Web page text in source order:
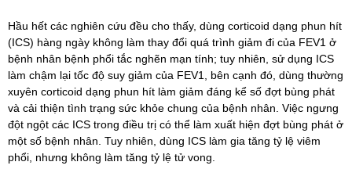
Hầu hết các nghiên cứu đều cho thấy, dùng corticoid dạng phun hít
(ICS) hàng ngày không làm thay đổi quá trình giảm đi của FEV1 ở
bệnh nhân bệnh phổi tắc nghẽn mạn tính; tuy nhiên, sử dụng ICS
làm chậm lại tốc độ suy giảm của FEV1, bên cạnh đó, dùng thường
xuyên corticoid dạng phun hít làm giảm đáng kể số đợt bùng phát
và cải thiện tình trạng sức khỏe chung của bệnh nhân. Việc ngưng
đột ngột các ICS trong điều trị có thể làm xuất hiện đợt bùng phát ở
một số bệnh nhân. Tuy nhiên, dùng ICS làm gia tăng tỷ lệ viêm
phổi, nhưng không làm tăng tỷ lệ tử vong.